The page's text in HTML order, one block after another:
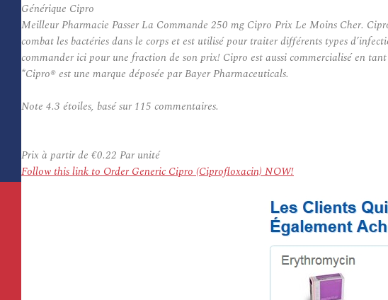
Générique Cipro
Meilleur Pharmacie Passer La Commande 250 mg Cipro Prix Le Moins Cher.
combat les bactéries dans le corps et est utilisé pour traiter différents types
commander ici pour une fraction de son prix! Cipro est aussi commercialisé en
*Cipro® est une marque déposée par Bayer Pharmaceuticals.
Note 4.3 étoiles, basé sur 115 commentaires.
Prix à partir de €0.22 Par unité
Follow this link to Order Generic Cipro (Ciprofloxacin) NOW!